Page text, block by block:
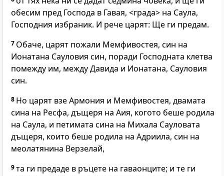
обесим пред Господа в Гавая, <града> на Саула,
Господния избраник. И рече царят: Ще ги предам.
7 Обаче, царят пожали Мемфивостея, син на
Ионатана Сауловия син, поради Господната клетва
помежду им, между Давида и Ионатана, Сауловия
син.
8 Но царят взе Армония и Мемфивостея, двамата
сина на Ресфа, дъщеря на Аия, когото беше родила
на Саула, и петимата сина на Михала Сауловата
дъщеря, които беше родила на Адриила, син на
меолатянина Верзелай,
9та ги предаде в ръцете на гаваонците; и те ги